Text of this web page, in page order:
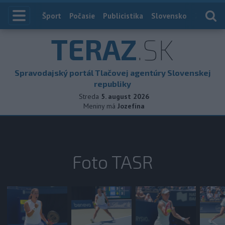
Index
Šport Počasie Publicistika Slovensko
TERAZ.SK
Spravodajský portál Tlačovej agentúry Slovenskej
republiky
Streda 5. august 2026
Meniny má Jozefína
Foto TASR